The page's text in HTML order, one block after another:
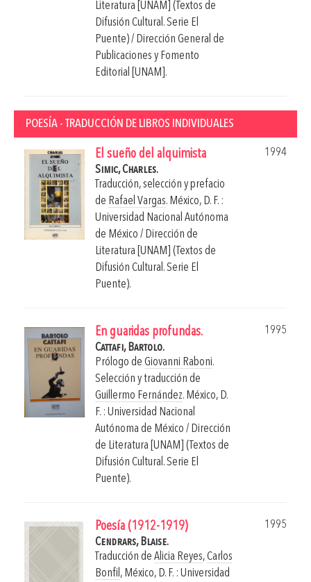
Literatura [UNAM] (Textos de
Difusión Cultural. Serie El
Puente) / Dirección General de
Publicaciones y Fomento
Editorial [UNAM].
POESÍA - TRADUCCIÓN DE LIBROS INDIVIDUALES
El sueño del alquimista
1994
Simic, Charles.
Traducción, selección y prefacio
de Rafael Vargas. México, D. F. :
Universidad Nacional Autónoma
de México / Dirección de
Literatura [UNAM] (Textos de
Difusión Cultural. Serie El
Puente).
En guaridas profundas.
1995
Cattafi, Bartolo.
Prólogo de Giovanni Raboni.
Selección y traducción de
Guillermo Fernández. México, D.
F. : Universidad Nacional
Autónoma de México / Dirección
de Literatura [UNAM] (Textos de
Difusión Cultural. Serie El
Puente).
Poesía (1912-1919)
1995
Cendrars, Blaise.
Traducción de Alicia Reyes,Carlos
Bonfil , México, D. F. : Universidad